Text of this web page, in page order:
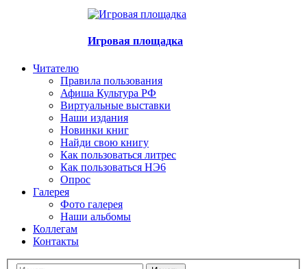
Игровая площадка
Читателю
Правила пользования
Афиша Культура РФ
Виртуальные выставки
Наши издания
Новинки книг
Найди свою книгу
Как пользоваться литрес
Как пользоваться НЭ6
Опрос
Галерея
Фото галерея
Наши альбомы
Коллегам
Контакты